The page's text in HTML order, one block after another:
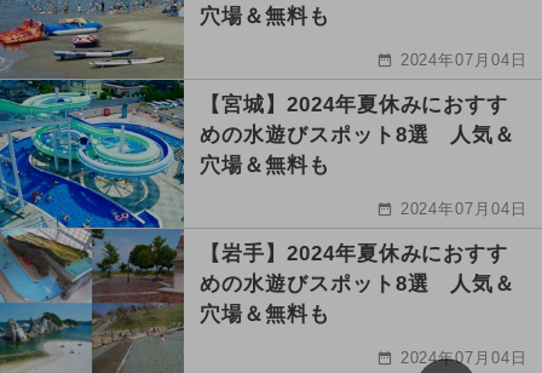
穴場＆無料も
2024年07月04日
【宮城】2024年夏休みにおすす
めの水遊びスポット8選 人気＆
穴場＆無料も
2024年07月04日
【岩手】2024年夏休みにおすす
めの水遊びスポット8選 人気＆
穴場＆無料も
2024年07月04日